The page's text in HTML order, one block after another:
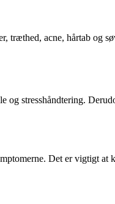
træthed, acne, hårtab og
stresshåndtering.
Det er vigtigt at